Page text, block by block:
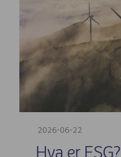
2026-06-22
Hva er ESG?